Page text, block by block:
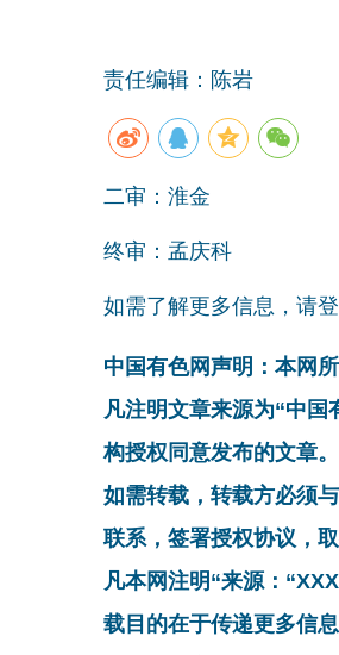
责任编辑：陈岩
二审：淮金
终审：孟庆科
如需了解更多信息，请
中国有色网声明：本网
凡注明文章来源为“中
构授权同意发布的文章。
如需转载，转载方必须
联系，签署授权协议，
凡本网注明“来源：
载目的在于传递更多信